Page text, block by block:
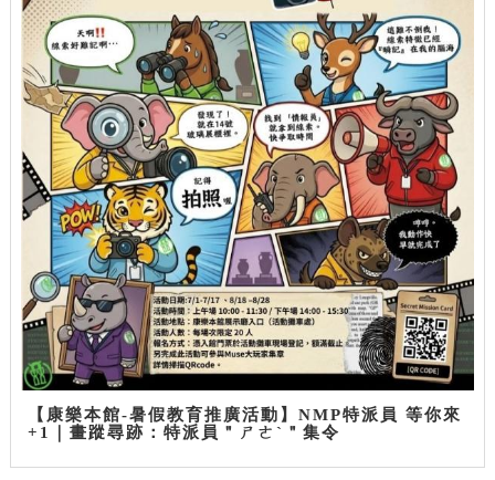
【康樂本館-暑假教育推廣活動】NMP特派員 等你來
+1｜畫蹤尋跡：特派員＂ㄕㄜˋ＂集令